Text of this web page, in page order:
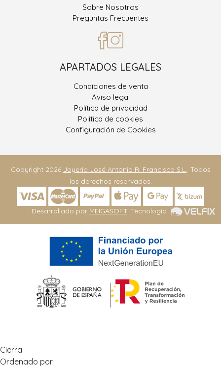
Sobre Nosotros
Preguntas Frecuentes
APARTADOS LEGALES
Condiciones de venta
Aviso legal
Política de privacidad
Política de cookies
Configuración de Cookies
Copyright 2026 Joyeria José Antonio R. Francisco S.L.. Todos
los derechos reservados.
Desarrollado por MEIGASOFT . Tecnología
Cierra
Ordenado por